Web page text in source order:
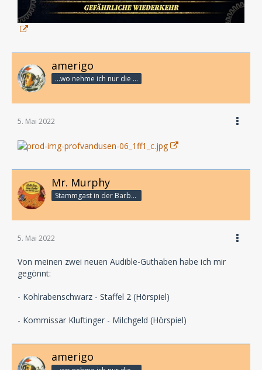
amerigo
...wo nehme ich nur die Zeit her, so vieles nicht zu hören?
5. Mai 2022
Mr. Murphy
Stammgast in der Barbarabar
5. Mai 2022
Von meinen zwei neuen Audible-Guthaben habe ich mir
gegönnt:
- Kohlrabenschwarz - Staffel 2 (Hörspiel)
- Kommissar Kluftinger - Milchgeld (Hörspiel)
amerigo